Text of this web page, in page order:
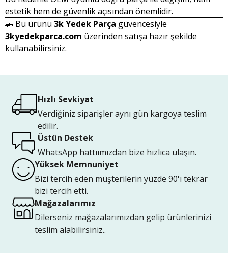
estetik hem de güvenlik açısından önemlidir.
🚗 Bu ürünü 3k Yedek Parça güvencesiyle
3kyedekparca.com üzerinden satışa hazır şekilde
kullanabilirsiniz.
Hızlı Sevkiyat
Verdiğiniz siparişler aynı gün kargoya teslim
edilir.
Üstün Destek
WhatsApp hattıımızdan bize hızlıca ulaşın.
Yüksek Memnuniyet
Bizi tercih eden müşterilerin yüzde 90'ı tekrar
bizi tercih etti.
Mağazalarımız
Dilerseniz mağazalarımızdan gelip ürünlerinizi
teslim alabilirsiniz..